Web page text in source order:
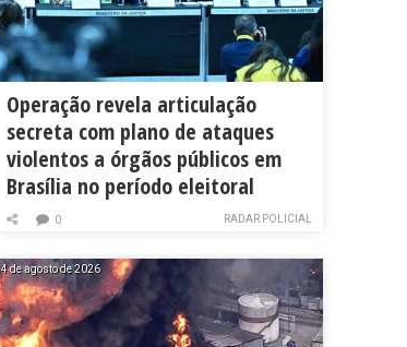
Operação revela articulação
secreta com plano de ataques
violentos a órgãos públicos em
Brasília no período eleitoral
RADAR POLICIAL
0
4 de agosto de 2026